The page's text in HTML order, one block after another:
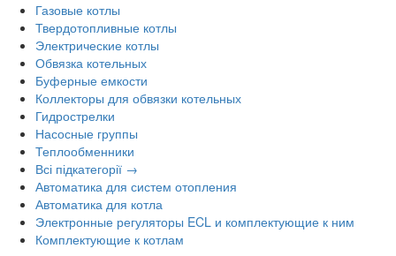
Газовые котлы
Твердотопливные котлы
Электрические котлы
Обвязка котельных
Буферные емкости
Коллекторы для обвязки котельных
Гидрострелки
Насосные группы
Теплообменники
Всі підкатегорії →
Автоматика для систем отопления
Автоматика для котла
Электронные регуляторы ECL и комплектующие к ним
Комплектующие к котлам